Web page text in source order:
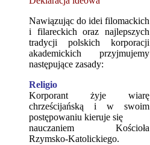
Nawiązując do idei filomackich
i filareckich oraz najlepszych
tradycji polskich korporacji
akademickich przyjmujemy
następujące zasady:
Religio
Korporant żyje wiarę
chrześcijańską i w swoim
postępowaniu kieruje się
nauczaniem Kościoła
Rzymsko-Katolickiego.